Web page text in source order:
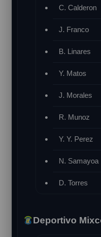
C. Calderon
J. Franco
B. Linares
Y. Matos
J. Morales
R. Munoz
Y. Y. Perez
N. Samayoa
D. Torres
Deportivo